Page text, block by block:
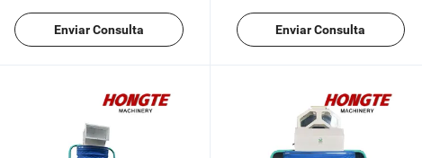
Enviar Consulta Enviar Consulta